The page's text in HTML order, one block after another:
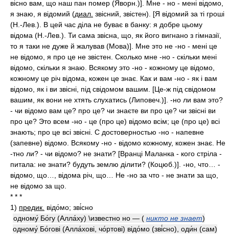
вісно вам, що наш пан помер (Яворн.)]. Мне - но - мені відомо,
я знаю, я відомий (диал. звісний, звістен). [Я відомий за ті гроші
(Н.-Лев.). В цей час діла не буває в банку: я добре цьому
відома (Н.-Лев.). Ти сама звісна, що, як його вигнано з гімназії,
то я таки не дуже й жалував (Мова)]. Мне это не -но - мені це
не відомо, я про це не звістен. Сколько мне -но - скільки мені
відомо, скільки я знаю. Всякому это -но - кожному це відомо,
кожному це річ відома, кожен це знає. Как и вам -но - як і вам
відомо, як і ви звісні, під свідомом вашим. [Це-ж під свідомом
вашим, як вони не хтять слухатись (Липовеч.)]. -но ли вам это?
- чи відомо вам це? про це? чи знаєте ви про це? чи звісні ви
про це? Это всем -но - це (про це) відомо всім; це (про це) всі
знають; про це всі звісні. С достоверностью -но - напевне
(запевне) відомо. Всякому -но - відомо кожному, кожен знає. Не
-тно ли? - чи відомо? не знати? [Вранці Маланка - кого стріла -
питала: не знати? будуть землю ділити? (Коцюб.)]. -но, что… -
відомо, що…, відома річ, що… Не -но за что - не знати за що,
не відомо за що.
* * *
1) предик. відо́мо; зві́сно
одному́ Бо́гу (Алла́ху) \известно но — ( никто не знает)
одному́ Бо́гові (Алла́хові, чо́ртові) відо́мо (зві́сно), оди́н (сам)